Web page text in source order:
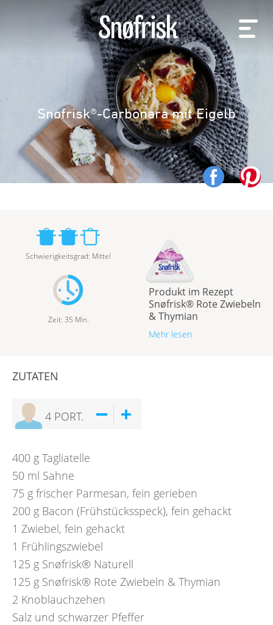
Snøfrisk®-Carbonara mit Eigelb
Schwierigkeitsgrad: Mittel
Zeit: 35 Min.
Produkt im Rezept
Snøfrisk® Rote Zwiebeln
& Thymian
Mehr lesen
ZUTATEN
4 PORT.
400 g Tagliatelle
50 ml Sahne
75 g frischer Parmesan, fein gerieben
200 g Bacon (Frühstücksspeck), fein gehackt
1 Zwiebel, fein gehackt
1 Frühlingszwiebel
125 g Snøfrisk® Naturell
125 g Snøfrisk® Rote Zwiebeln & Thymian
2 Knoblauchzehen
Salz und schwarzer Pfeffer